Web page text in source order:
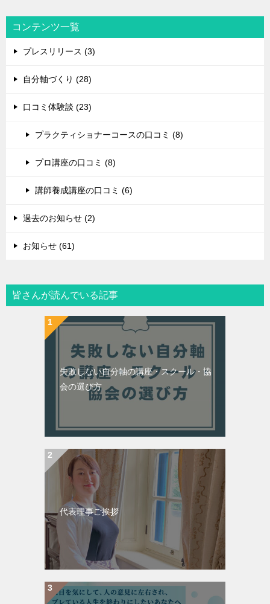
コンテンツ一覧
プレスリリース (3)
自分軸づくり (28)
口コミ体験談 (23)
プラクティショナーコースの口コミ (8)
プロ講座の口コミ (8)
講師養成講座の口コミ (6)
過去のお知らせ (2)
お知らせ (61)
皆さんが読んでいる記事
失敗しない自分軸の講座・スクール・協
会の選び方
代表理事ご挨拶